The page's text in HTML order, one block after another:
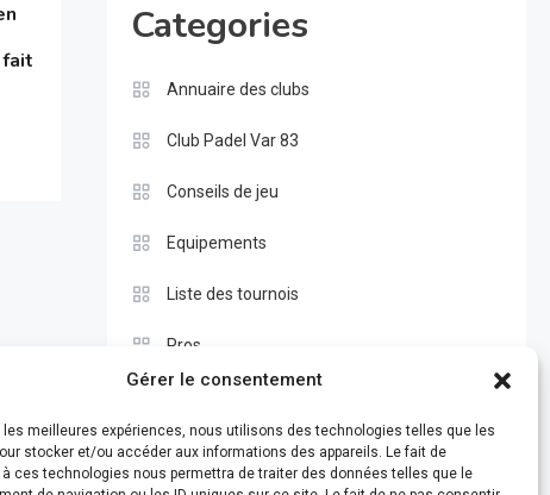
Gérer le consentement
les meilleures expériences, nous utilisons des technologies telles que les
stocker et/ou accéder aux informations des appareils. Le fait de
ces technologies nous permettra de traiter des données telles que le
Categories
Annuaire des clubs
Club Padel Var 83
Conseils de jeu
Equipements
Liste des tournois
Pros
Test